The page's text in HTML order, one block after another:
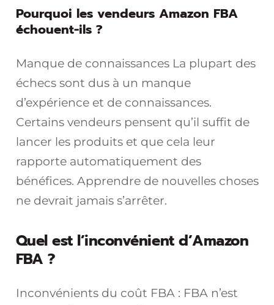
Pourquoi les vendeurs Amazon FBA
échouent-ils ?
Manque de connaissances La plupart des
échecs sont dus à un manque
d’expérience et de connaissances.
Certains vendeurs pensent qu’il suffit de
lancer les produits et que cela leur
rapporte automatiquement des
bénéfices. Apprendre de nouvelles choses
ne devrait jamais s’arrêter.
Quel est l’inconvénient d’Amazon
FBA ?
Inconvénients du coût FBA : FBA n’est